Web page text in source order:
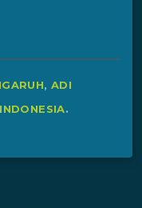
, ADI
.